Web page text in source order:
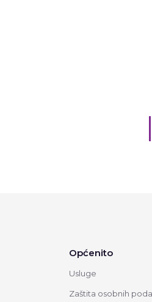
Općenito
Usluge
Zaštita osobnih